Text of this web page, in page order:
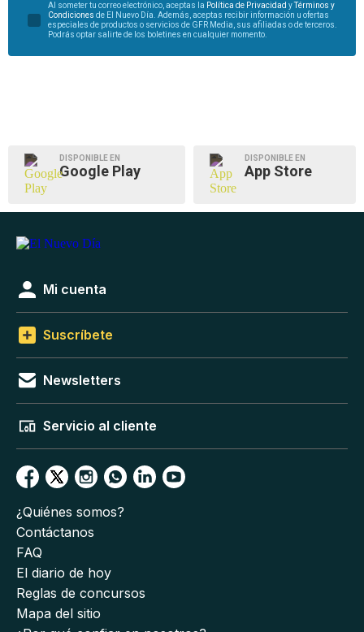
Al someter tu correo electrónico, aceptas la Política de Privacidad yTérminos y
Condiciones de El Nuevo Día. Además, aceptas recibir información u ofertas
especiales de productos o servicios de GFR Media, sus afiliadas o de terceros.
Podrás optar salirte de los boletines en cualquier momento.
DISPONIBLE EN
Google Play
DISPONIBLE EN
App Store
Mi cuenta
Suscríbete
Newsletters
Servicio al cliente
¿Quiénes somos?
Contáctanos
FAQ
El diario de hoy
Reglas de concursos
Mapa del sitio